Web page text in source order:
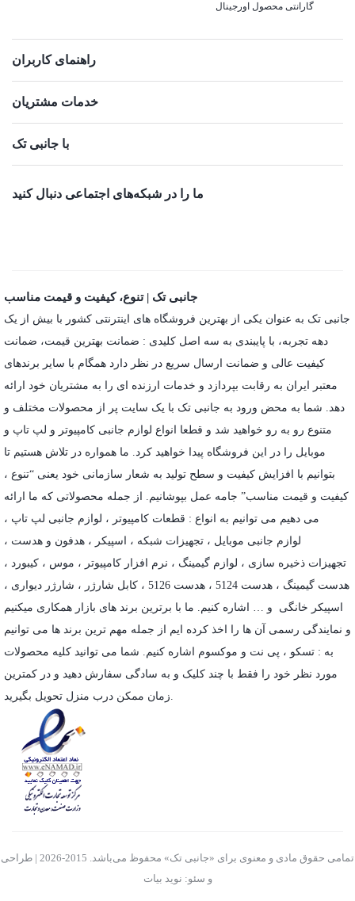
گارانتی محصول اورجینال
راهنمای کاربران
خدمات مشتریان
با جانبی تک
ما را در شبکه‌های اجتماعی دنبال کنید
جانبی تک | تنوع، کیفیت و قیمت مناسب
جانبی تک به عنوان یکی از بهترین فروشگاه های اینترنتی کشور با بیش از یک
دهه تجربه، با پایبندی به سه اصل کلیدی : ضمانت بهترین قیمت، ضمانت
کیفیت عالی و ضمانت ارسال سریع در نظر دارد همگام با سایر برندهای
معتبر ایران به رقابت بپردازد و خدمات ارزنده ای را به مشتریان خود ارائه
دهد. شما به محض ورود به جانبی تک با یک سایت پر از محصولات مختلف و
متنوع رو به رو خواهید شد و قطعا انواع لوازم جانبی کامپیوتر و لپ تاپ و
موبایل را در این فروشگاه پیدا خواهید کرد. ما همواره در تلاش هستیم تا
بتوانیم با افزایش کیفیت و سطح تولید به شعار سازمانی خود یعنی “تنوع ،
کیفیت و قیمت مناسب” جامه عمل بپوشانیم. از جمله محصولاتی که ما ارائه
می دهیم می توانیم به انواع : قطعات کامپیوتر ، لوازم جانبی لپ تاپ ،
لوازم جانبی موبایل ، تجهیزات شبکه ، اسپیکر ، هدفون و هدست ،
تجهیزات ذخیره سازی ، لوازم گیمینگ ، نرم افزار کامپیوتر ، موس ، کیبورد ،
هدست گیمینگ ، هدست 5124 ، هدست 5126 ، کابل شارژر ، شارژر دیواری ،
اسپیکر خانگی و … اشاره کنیم. ما با برترین برند های بازار همکاری میکنیم
و نمایندگی رسمی آن ها را اخذ کرده ایم از جمله مهم ترین برند ها می توانیم
به : تسکو ، پی نت و موکسوم اشاره کنیم. شما می توانید کلیه محصولات
مورد نظر خود را فقط با چند کلیک و به سادگی سفارش دهید و در کمترین
زمان ممکن درب منزل تحویل بگیرید.
تمامی حقوق مادی و معنوی برای «جانبی تک» محفوظ می‌باشد. 2015-2026 | طراحی
و سئو: نوید بیات